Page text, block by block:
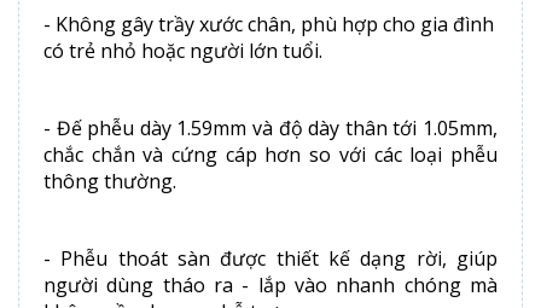
- Không gây trầy xước chân, phù hợp cho gia đình
có trẻ nhỏ hoặc người lớn tuổi.
- Đế phễu dày 1.59mm và độ dày thân tới 1.05mm,
chắc chắn và cứng cáp hơn so với các loại phễu
thông thường.
- Phễu thoát sàn được thiết kế dạng rời, giúp
người dùng tháo ra - lắp vào nhanh chóng mà